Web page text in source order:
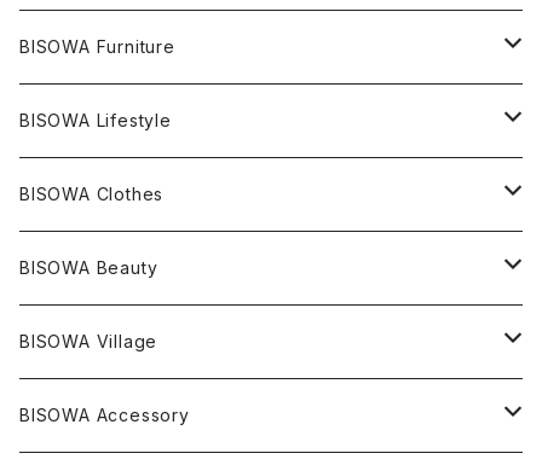
ライトニング
ツインソウル
メタモルフォーゼス
アメジスト
アクアマリン
デュモルチェライト
産地別
ヒマラヤ
ブラジル
宇佐美聖子
絹麻 ~kenma~
ピアス
宇佐美聖子
Others
ブレスレット
宇佐美聖子
Others
リング
サンキャッチャー
ヘアアクセサリー
イヤリング
ONE PIECE
ヘンプ
オーガニックコットン
PANTS
ヘンプ
オーガニックコットン
T-SHIRT
オーガニックコットン
ヘンプコットン
leggings
ヘンプ
オーガニックコットン
Others
ヘンプ
Underwear
BISOWA Furniture
のるすく
BISOWA Lifestyle
Music
宇佐美聖子
Niceness Music
浄化アイテム
Cosmic Hemp 麻炭
セージ
オラクルカード
キャンドル
BISOWA Clothes
麻
絹
Others
BISOWA Beauty
ヘンプオイル
BISOWA Village
Bisowa Club Room
BISOWA Accessory